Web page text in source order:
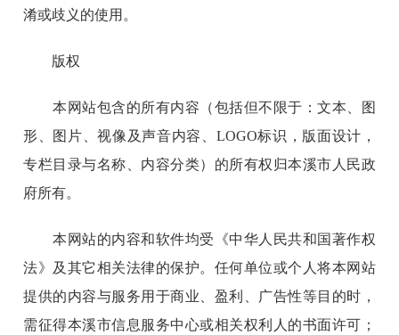
淆或歧义的使用。
版权
本网站包含的所有内容（包括但不限于：文本、图
形、图片、视像及声音内容、LOGO标识，版面设计，
专栏目录与名称、内容分类）的所有权归本溪市人民政
府所有。
本网站的内容和软件均受《中华人民共和国著作权
法》及其它相关法律的保护。任何单位或个人将本网站
提供的内容与服务用于商业、盈利、广告性等目的时，
需征得本溪市信息服务中心或相关权利人的书面许可；